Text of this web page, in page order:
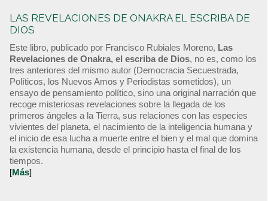
LAS REVELACIONES DE ONAKRA EL ESCRIBA DE
DIOS
Este libro, publicado por Francisco Rubiales Moreno, Las
Revelaciones de Onakra, el escriba de Dios, no es, como los
tres anteriores del mismo autor (Democracia Secuestrada,
Políticos, los Nuevos Amos y Periodistas sometidos), un
ensayo de pensamiento político, sino una original narración que
recoge misteriosas revelaciones sobre la llegada de los
primeros ángeles a la Tierra, sus relaciones con las especies
vivientes del planeta, el nacimiento de la inteligencia humana y
el inicio de esa lucha a muerte entre el bien y el mal que domina
la existencia humana, desde el principio hasta el final de los
tiempos.
[Más]